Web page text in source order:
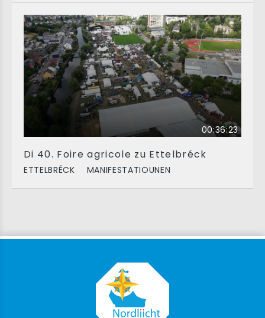
00:36:23
Di 40. Foire agricole zu Ettelbréck
ETTELBRÉCK MANIFESTATIOUNEN